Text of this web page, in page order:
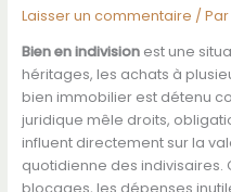
Laisser un commentaire / Par
Bien en indivisionest une
héritages, les achats à
bien immobilier est détenu
juridique mêle droits,
influent directement sur la
quotidienne des
blocages, les dépenses